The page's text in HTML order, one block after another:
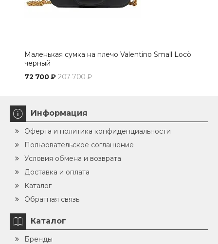
Маленькая сумка на плечо Valentino Small Locò
черный
72 700 ₽ 207 700 ₽
Информация
Оферта и политика конфиденциальности
Пользовательское соглашение
Условия обмена и возврата
Доставка и оплата
Каталог
Обратная связь
Каталог
Бренды